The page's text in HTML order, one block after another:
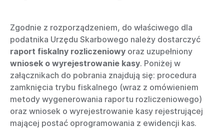
Zgodnie z rozporządzeniem, do właściwego dla
podatnika Urzędu Skarbowego należy dostarczyć
raport fiskalny rozliczeniowy oraz uzupełniony
wniosek o wyrejestrowanie kasy. Poniżej w
załącznikach do pobrania znajdują się: procedura
zamknięcia trybu fiskalnego (wraz z omówieniem
metody wygenerowania raportu rozliczeniowego)
oraz wniosek o wyrejestrowanie kasy rejestrującej
mającej postać oprogramowania z ewidencji kas.